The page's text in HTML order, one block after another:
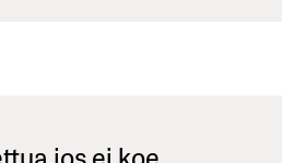
jos ei koe